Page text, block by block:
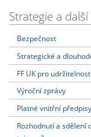
Dozvědět se více
Podat přihlášku
Dozvědět se více
Dozvědět se více
Dozvědět se více
Strategie a
Bezpečnost
Strategické a
FF UK pro udržitelnost
Výroční zprávy
Platné vnitřní předpisy
Rozhodnutí a sdělení